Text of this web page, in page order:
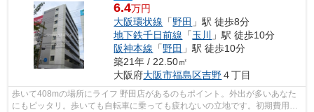
6.4万円
大阪環状線 「野田 」駅 徒歩8分
地下鉄千日前線 「玉川
」駅 徒歩10分
阪神本線 「野田 」駅 徒歩10分
築21年 / 22.50㎡
大阪府大阪市福島区吉野４丁目
歩いて408mの場所にライフ 野田店があるのもポイント。外出が多いあなた
にもピッタリ。歩いても自転車に乗っても疲れないの立地です。初期費用カ